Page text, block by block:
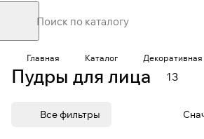
Главная Каталог Декоративная
Пудры для лица 13
Все фильтры